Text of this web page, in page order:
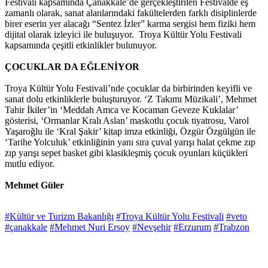
Festivali kapsamında Çanakkale’de gerçekleştirilen Festivalde eş
zamanlı olarak, sanat alanlarındaki fakültelerden farklı disiplinlerde
birer eserin yer alacağı “Sentez İzler” karma sergisi hem fiziki hem
dijital olarak izleyici ile buluşuyor. Troya Kültür Yolu Festivali
kapsamında çeşitli etkinlikler bulunuyor.
ÇOCUKLAR DA EĞLENİYOR
Troya Kültür Yolu Festivali’nde çocuklar da birbirinden keyifli ve
sanat dolu etkinliklerle buluşturuyor. ‘Z Takımı Müzikali’, Mehmet
Tahir İkiler’in ‘Meddah Amca ve Kocaman Geveze Kuklalar’
gösterisi, ‘Ormanlar Kralı Aslan’ maskotlu çocuk tiyatrosu, Varol
Yaşaroğlu ile ‘Kral Şakir’ kitap imza etkinliği, Özgür Özgülgün ile
‘Tarihe Yolculuk’ etkinliğinin yanı sıra çuval yarışı halat çekme zıp
zıp yarışı sepet basket gibi klasikleşmiş çocuk oyunları küçükleri
mutlu ediyor.
Mehmet Güler
#Kültür ve Turizm Bakanlığı #Troya Kültür Yolu Festivali #veto
#çanakkale #Mehmet Nuri Ersoy #Nevşehir #Erzurum #Trabzon